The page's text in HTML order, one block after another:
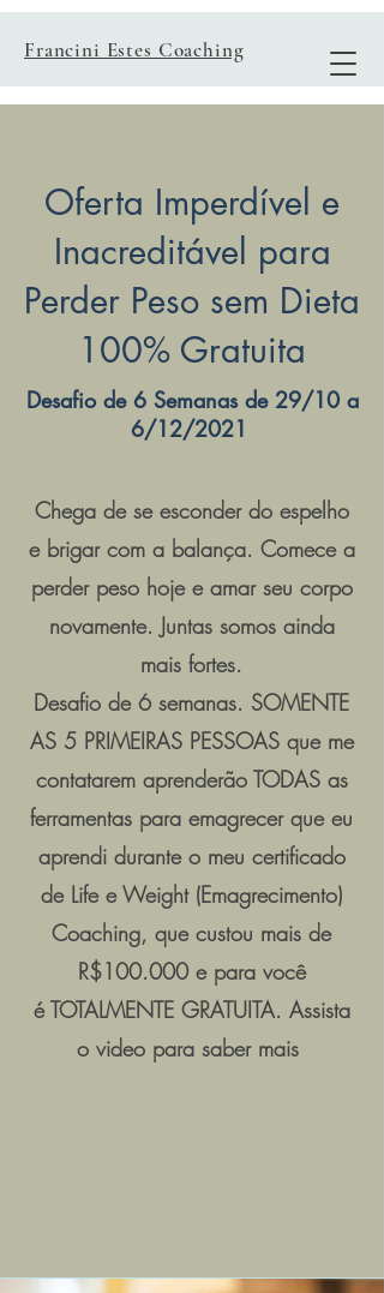
Francini Estes Coaching
Oferta Imperdível e
Inacreditável para
Perder Peso sem Dieta
100% Gratuita
Desafio de 6 Semanas de 29/10 a
6/12/2021
Chega de se esconder do espelho
e brigar com a balança. Comece a
perder peso hoje e amar seu corpo
novamente. Juntas somos ainda
mais fortes.
Desafio de 6 semanas. SOMENTE
AS 5 PRIMEIRAS PESSOAS que me
contatarem aprenderão TODAS as
ferramentas para emagrecer que eu
aprendi durante o meu certificado
de Life e Weight (Emagrecimento)
Coaching, que custou mais de
R$100.000 e para você
éTOTALMENTE GRATUITA. Assista
o video para saber mais